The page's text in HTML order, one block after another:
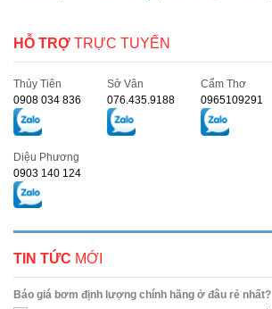
HỖ TRỢ TRỰC TUYẾN
Thủy Tiên
0908 034 836
Sở Vân
076.435.9188
Cẩm Thơ
0965109291
Diệu Phương
0903 140 124
TIN TỨC MỚI
Báo giá bơm định lượng chính hãng ở đâu rẻ nhất?